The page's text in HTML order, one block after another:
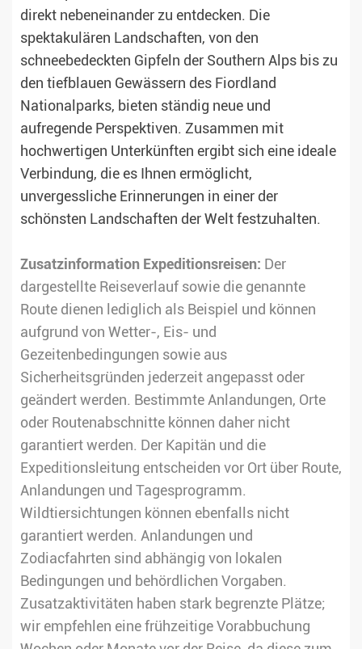
direkt nebeneinander zu entdecken. Die
spektakulären Landschaften, von den
schneebedeckten Gipfeln der Southern Alps bis zu
den tiefblauen Gewässern des Fiordland
Nationalparks, bieten ständig neue und
aufregende Perspektiven. Zusammen mit
hochwertigen Unterkünften ergibt sich eine ideale
Verbindung, die es Ihnen ermöglicht,
unvergessliche Erinnerungen in einer der
schönsten Landschaften der Welt festzuhalten.
Zusatzinformation Expeditionsreisen: Der
dargestellte Reiseverlauf sowie die genannte
Route dienen lediglich als Beispiel und können
aufgrund von Wetter-, Eis- und
Gezeitenbedingungen sowie aus
Sicherheitsgründen jederzeit angepasst oder
geändert werden. Bestimmte Anlandungen, Orte
oder Routenabschnitte können daher nicht
garantiert werden. Der Kapitän und die
Expeditionsleitung entscheiden vor Ort über Route,
Anlandungen und Tagesprogramm.
Wildtiersichtungen können ebenfalls nicht
garantiert werden. Anlandungen und
Zodiacfahrten sind abhängig von lokalen
Bedingungen und behördlichen Vorgaben.
Zusatzaktivitäten haben stark begrenzte Plätze;
wir empfehlen eine frühzeitige Vorabbuchung